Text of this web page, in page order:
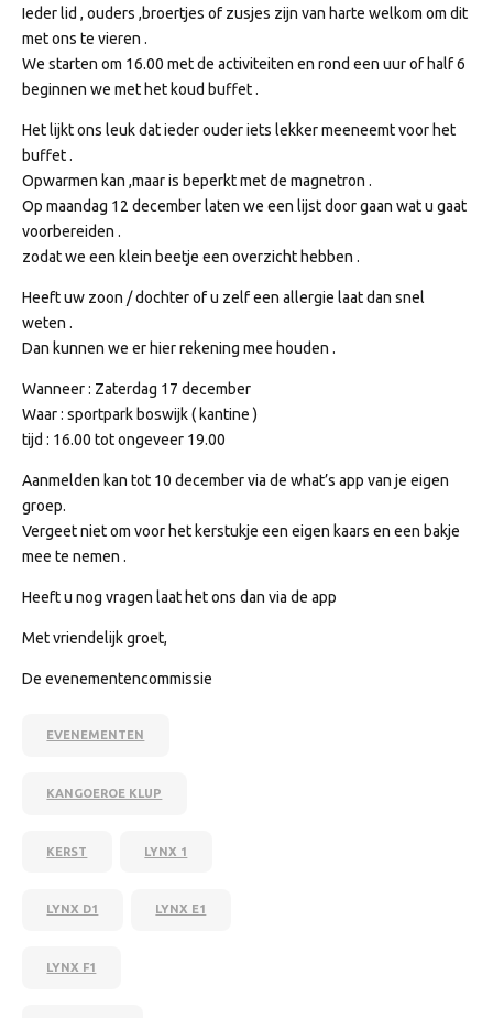
Ieder lid , ouders ,broertjes of zusjes zijn van harte welkom om dit
met ons te vieren .
We starten om 16.00 met de activiteiten en rond een uur of half 6
beginnen we met het koud buffet .
Het lijkt ons leuk dat ieder ouder iets lekker meeneemt voor het
buffet .
Opwarmen kan ,maar is beperkt met de magnetron .
Op maandag 12 december laten we een lijst door gaan wat u gaat
voorbereiden .
zodat we een klein beetje een overzicht hebben .
Heeft uw zoon / dochter of u zelf een allergie laat dan snel
weten .
Dan kunnen we er hier rekening mee houden .
Wanneer : Zaterdag 17 december
Waar : sportpark boswijk ( kantine )
tijd : 16.00 tot ongeveer 19.00
Aanmelden kan tot 10 december via de what’s app van je eigen
groep.
Vergeet niet om voor het kerstukje een eigen kaars en een bakje
mee te nemen .
Heeft u nog vragen laat het ons dan via de app
Met vriendelijk groet,
De evenementencommissie
EVENEMENTEN
KANGOEROE KLUP
KERST LYNX 1
LYNX D1 LYNX E1
LYNX F1